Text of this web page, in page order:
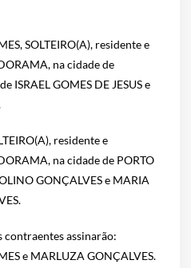
SOLTEIRO(A), residente e
na cidade de
ISRAEL GOMES DE JESUS e
residente e
na cidade de PORTO
GONÇALVES e MARIA
assinarão:
e MARLUZA GONÇALVES.